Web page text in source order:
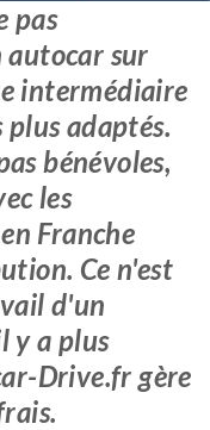
pas
sur
intermédiaire
adaptés.
bénévoles,
les
Franche
Ce n'est
d'un
y a plus
Drive.fr gère